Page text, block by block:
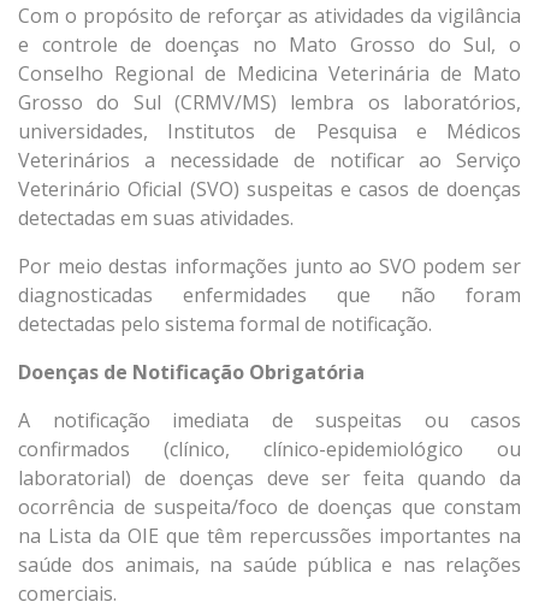
Com o propósito de reforçar as atividades da vigilância
e controle de doenças no Mato Grosso do Sul, o
Conselho Regional de Medicina Veterinária de Mato
Grosso do Sul (CRMV/MS) lembra os laboratórios,
universidades, Institutos de Pesquisa e Médicos
Veterinários a necessidade de notificar ao Serviço
Veterinário Oficial (SVO) suspeitas e casos de doenças
detectadas em suas atividades.
Por meio destas informações junto ao SVO podem ser
diagnosticadas enfermidades que não foram
detectadas pelo sistema formal de notificação.
Doenças de Notificação Obrigatória
A notificação imediata de suspeitas ou casos
confirmados (clínico, clínico-epidemiológico ou
laboratorial) de doenças deve ser feita quando da
ocorrência de suspeita/foco de doenças que constam
na Lista da OIE que têm repercussões importantes na
saúde dos animais, na saúde pública e nas relações
comerciais.